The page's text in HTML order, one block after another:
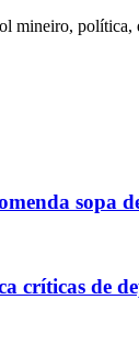
mineiro,
sopa
críticas de